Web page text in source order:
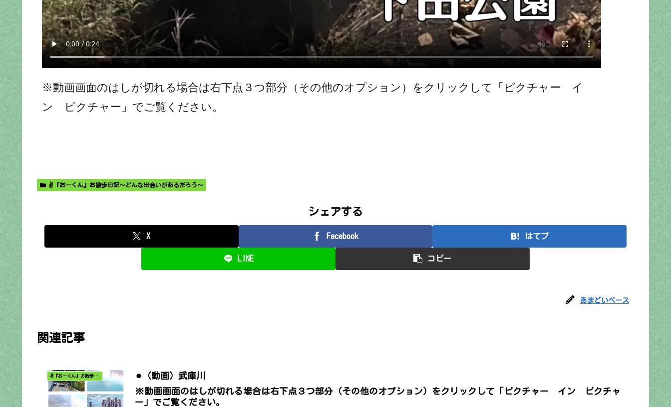
※動画画面のはしが切れる場合は右下点３つ部分（その他のオプション）をクリックして「ピクチャー イ
ン ピクチャー」でご覧ください。
✌️『おーくん』お散歩日記〜どんな出会いがあるだろう〜
シェアする
X Facebook はてブ
LINE コピー
あまどいベース
関連記事
✌️『おーくん』お散歩日記〜どんな出会いがあるだろう〜 ⚫︎（動画）武庫川
※動画画面のはしが切れる場合は右下点３つ部分（その他のオプション）をクリックして「ピクチャー イン ピクチャ
ー」でご覧ください。